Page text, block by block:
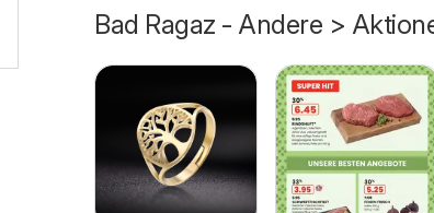
Bad Ragaz - Andere >